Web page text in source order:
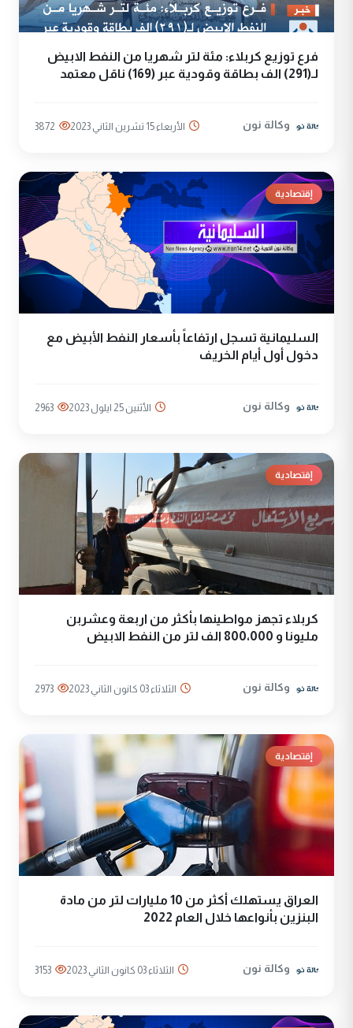
فرع توزيع كربلاء: مئة لتر شهريا من النفط الابيض
لـ(291) الف بطاقة وقودية عبر (169) ناقل معتمد
وكالة نون الأربعاء 15 تشرين الثاني 2023 3872
إقتصادية
السليمانية تسجل ارتفاعاً بأسعار النفط الأبيض مع
دخول أول أيام الخريف
وكالة نون الأثنين 25 ايلول 2023 2963
إقتصادية
كربلاء تجهز مواطينها بأكثر من اربعة وعشربن
مليونا و 800،000 الف لتر من النفط الابيض
وكالة نون الثلاثاء 03 كانون الثاني 2023 2973
إقتصادية
العراق يستهلك أكثر من 10 مليارات لتر من مادة
البنزين بأنواعها خلال العام 2022
وكالة نون الثلاثاء 03 كانون الثاني 2023 3153